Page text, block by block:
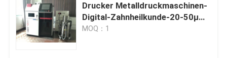
Drucker Metalldruckmaschinen-
Digital-Zahnheilkunde-20-50μM
Dental 3d
MOQ：1